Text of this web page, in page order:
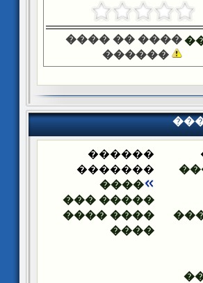
���� �� ����
������
������
�������
����
����� ���
���� ����
����